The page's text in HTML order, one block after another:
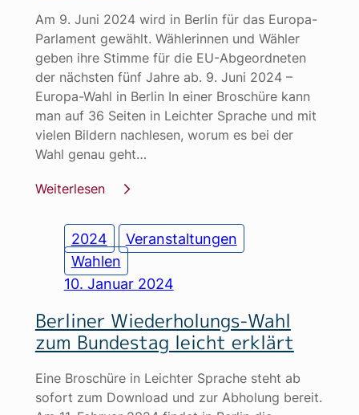
Am 9. Juni 2024 wird in Berlin für das Europa-
Parlament gewählt. Wählerinnen und Wähler
geben ihre Stimme für die EU-Abgeordneten
der nächsten fünf Jahre ab. 9. Juni 2024 –
Europa-Wahl in Berlin In einer Broschüre kann
man auf 36 Seiten in Leichter Sprache und mit
vielen Bildern nachlesen, worum es bei der
Wahl genau geht…
Weiterlesen
2024
Veranstaltungen
Wahlen
10. Januar 2024
Berliner Wiederholungs-Wahl
zum Bundestag leicht erklärt
Eine Broschüre in Leichter Sprache steht ab
sofort zum Download und zur Abholung bereit.